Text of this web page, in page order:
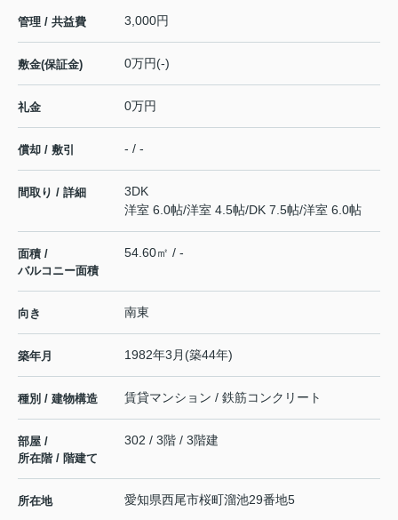
管理 / 共益費 3,000円
敷金(保証金) 0万円(-)
礼金 0万円
償却 / 敷引 - / -
間取り / 詳細
3DK
洋室 6.0帖/洋室 4.5帖/DK 7.5帖/洋室 6.0帖
面積 /
バルコニー面積
54.60㎡ / -
向き 南東
築年月 1982年3月(築44年)
種別 / 建物構造 賃貸マンション / 鉄筋コンクリート
部屋 /
所在階 / 階建て
302 / 3階 / 3階建
所在地 愛知県西尾市桜町溜池29番地5